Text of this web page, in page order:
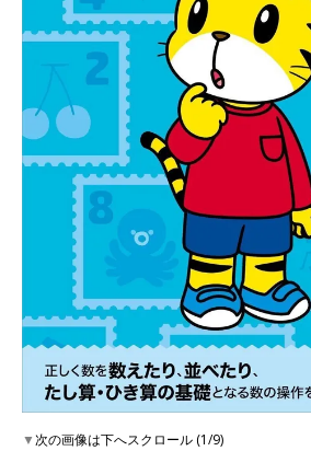
▼次の画像は下へスクロール (1/9)